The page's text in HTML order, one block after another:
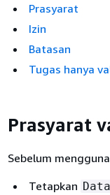
Prasyarat
Izin
Batasan
Tugas hanya
Prasyarat
Sebelum
Tetapkan